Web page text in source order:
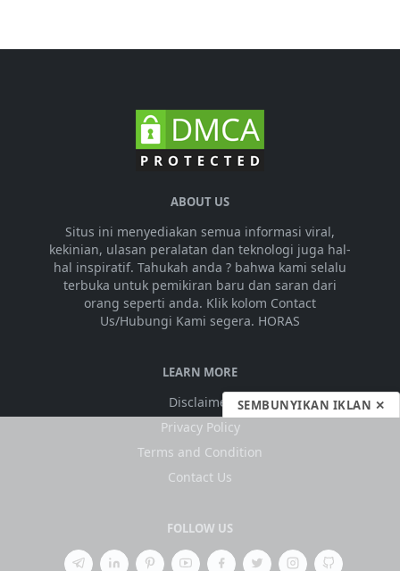
ABOUT US
Situs ini menyediakan semua informasi viral,
kekinian, ulasan peralatan dan teknologi juga hal-
hal inspiratif. Tahukah anda ? bahwa kami selalu
terbuka untuk pemikiran baru dan saran dari
orang seperti anda. Klik kolom Contact
Us/Hubungi Kami segera. HORAS
LEARN MORE
Disclaimer
Privacy Policy
Terms and Condition
Contact Us
FOLLOW US
SEMBUNYIKAN IKLAN ✕